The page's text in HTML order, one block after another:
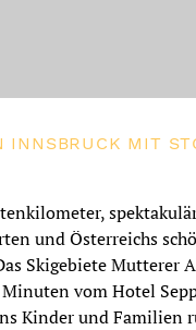
INNSBRUCK MIT
und Österreichs
Skigebiete Mutterer
Minuten vom Hotel
Kinder und Familien